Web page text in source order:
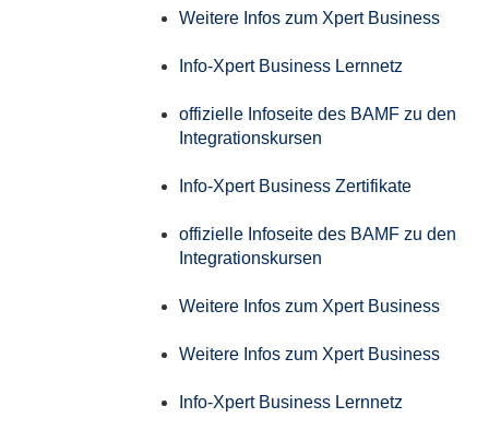
Weitere Infos zum Xpert Business
Info-Xpert Business Lernnetz
offizielle Infoseite des BAMF zu den
Integrationskursen
Info-Xpert Business Zertifikate
offizielle Infoseite des BAMF zu den
Integrationskursen
Weitere Infos zum Xpert Business
Weitere Infos zum Xpert Business
Info-Xpert Business Lernnetz